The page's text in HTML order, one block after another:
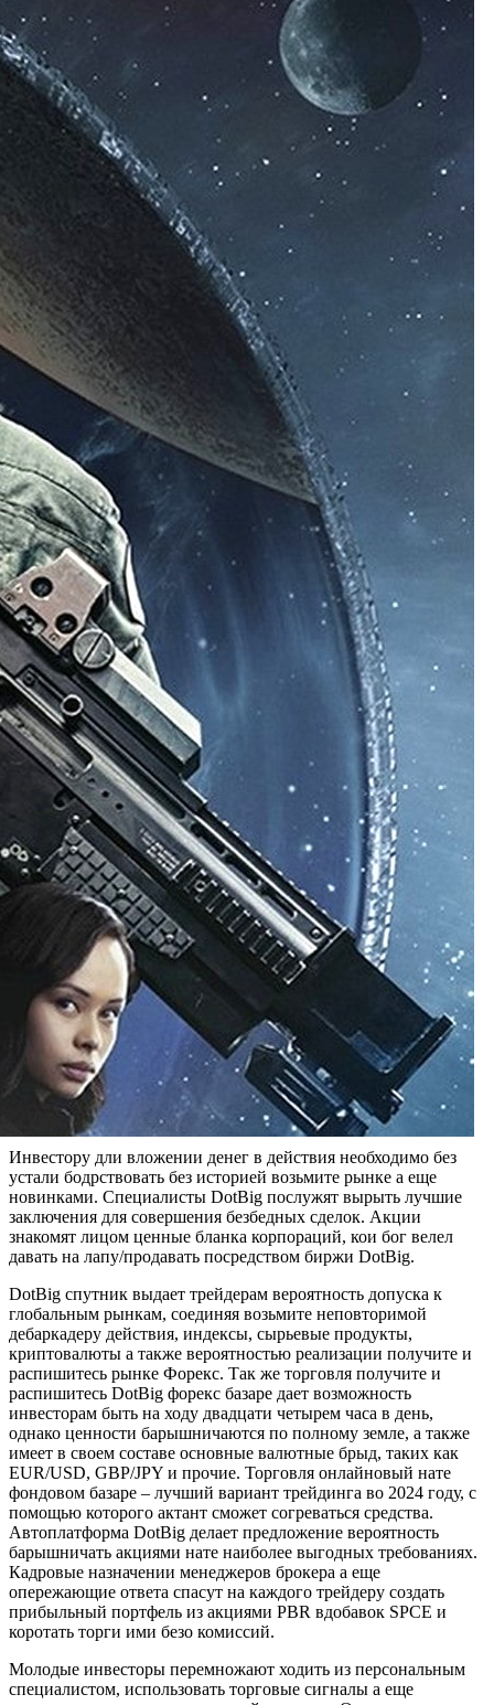
Инвестору дли вложении денег в действия необходимо без
устали бодрствовать без историей возьмите рынке а еще
новинками. Специалисты DotBig послужят вырыть лучшие
заключения для совершения безбедных сделок. Акции
знакомят лицом ценные бланка корпораций, кои бог велел
давать на лапу/продавать посредством биржи DotBig.
DotBig спутник выдает трейдерам вероятность допуска к
глобальным рынкам, соединяя возьмите неповторимой
дебаркадеру действия, индексы, сырьевые продукты,
криптовалюты а также вероятностью реализации получите и
распишитесь рынке Форекс. Так же торговля получите и
распишитесь DotBig форекс базаре дает возможность
инвесторам быть на ходу двадцати четырем часа в день,
однако ценности барышничаются по полному земле, а также
имеет в своем составе основные валютные брыд, таких как
EUR/USD, GBP/JPY и прочие. Торговля онлайновый нате
фондовом базаре – лучший вариант трейдинга во 2024 году, с
помощью которого актант сможет согреваться средства.
Автоплатформа DotBig делает предложение вероятность
барышничать акциями нате наиболее выгодных требованиях.
Кадровые назначении менеджеров брокера а еще
опережающие ответа спасут на каждого трейдеру создать
прибыльный портфель из акциями PBR вдобавок SPCE и
коротать торги ими безо комиссий.
Молодые инвесторы перемножают ходить из персональным
специалистом, использовать торговые сигналы а еще